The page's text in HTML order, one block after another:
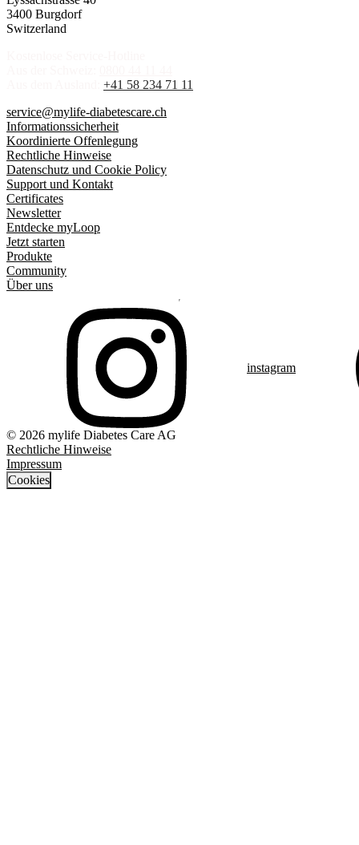
3400 Burgdorf
Switzerland
+41 58 234 71 11
service@mylife-diabetescare.ch
Informationssicherheit
Koordinierte Offenlegung
Rechtliche Hinweise
Datenschutz und Cookie Policy
Support und Kontakt
Certificates
Newsletter
Entdecke myLoop
Jetzt starten
Produkte
Community
Über uns
instagram
© 2026 mylife Diabetes Care AG
Rechtliche Hinweise
Impressum
Cookies